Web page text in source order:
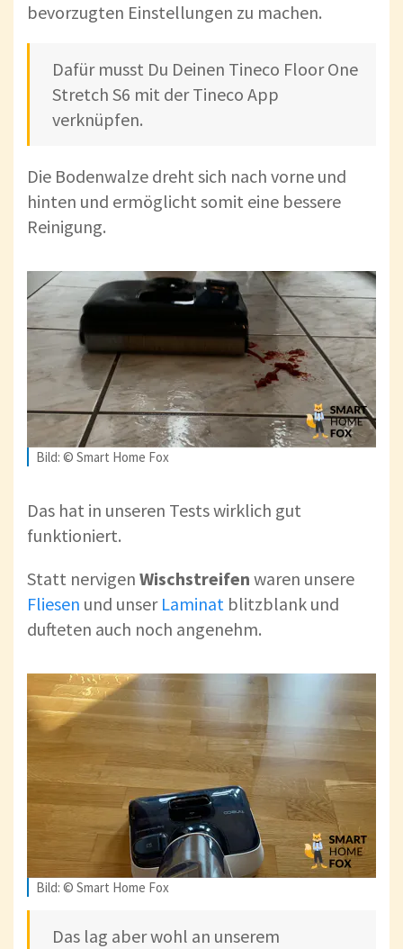
bevorzugten Einstellungen zu machen.
Dafür musst Du Deinen Tineco Floor One
Stretch S6 mit der Tineco App
verknüpfen.
Die Bodenwalze dreht sich nach vorne und
hinten und ermöglicht somit eine bessere
Reinigung.
Bild: © Smart Home Fox
Das hat in unseren Tests wirklich gut
funktioniert.
Statt nervigen Wischstreifen waren unsere
Fliesen und unser Laminat blitzblank und
dufteten auch noch angenehm.
Bild: © Smart Home Fox
Das lag aber wohl an unserem